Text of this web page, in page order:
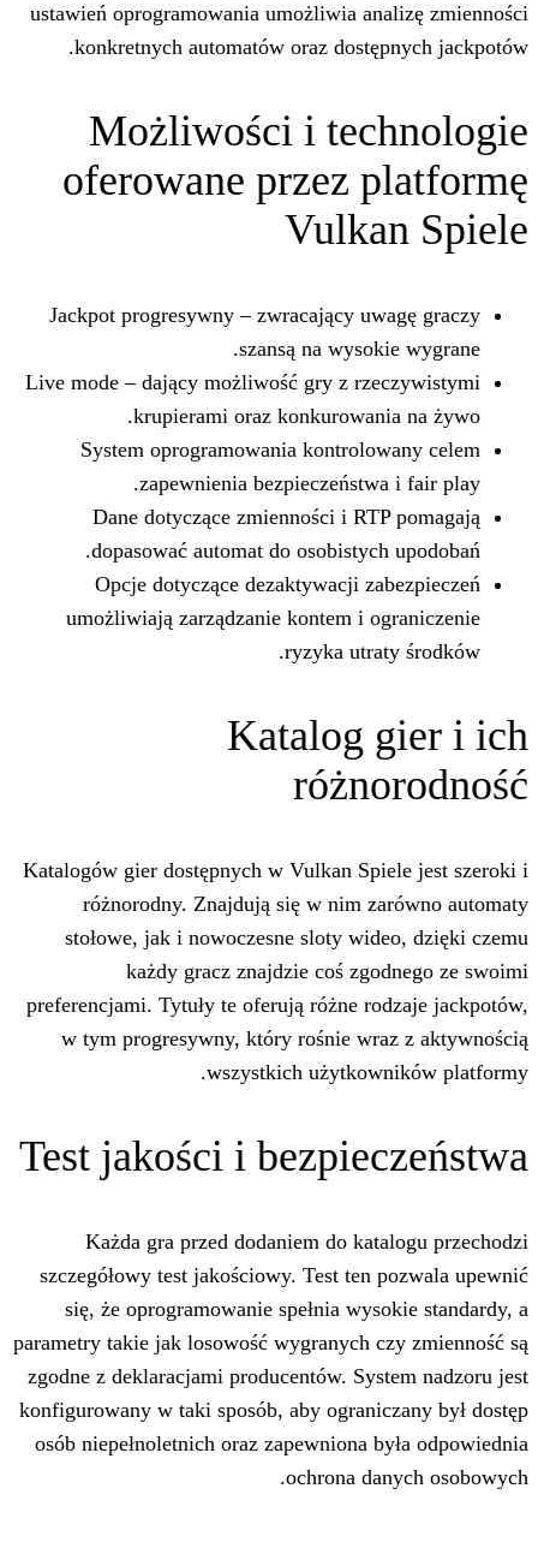
ustawień oprogramowania umożliwia
konkretnych automatów oraz
Możliwości i
oferowane przez
Jackpot progresywny – zwracający
szansą na
Live mode – dający możliwość gry z
krupierami oraz
System oprogramowania
zapewnienia
Dane dotyczące zmienności i
dopasować automat do
Opcje dotyczące dezaktywacji
umożliwiają zarządzanie kontem i
ryzyka
Katalog
Katalogów gier dostępnych w Vulkan
różnorodny. Znajdują się w nim
stołowe, jak i nowoczesne sloty
każdy gracz znajdzie coś
preferencjami. Tytuły te oferują różne
w tym progresywny, który rośnie
wszystkich
Test jakości i
Każda gra przed dodaniem do
szczegółowy test jakościowy. Test ten
się, że oprogramowanie spełnia
parametry takie jak losowość wygranych
zgodne z deklaracjami producentów.
konfigurowany w taki sposób, aby
osób niepełnoletnich oraz zapewniona
ochrona